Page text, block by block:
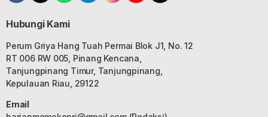
Hubungi Kami
Perum Griya Hang Tuah Permai Blok J1, No. 12
RT 006 RW 005, Pinang Kencana,
Tanjungpinang Timur, Tanjungpinang,
Kepulauan Riau, 29122
Email